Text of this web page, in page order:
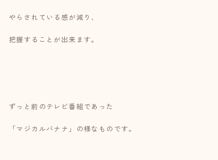
やらされている感が減り、
把握することが出来ます。
ずっと前のテレビ番組であった
「マジカルバナナ」の様なものです。